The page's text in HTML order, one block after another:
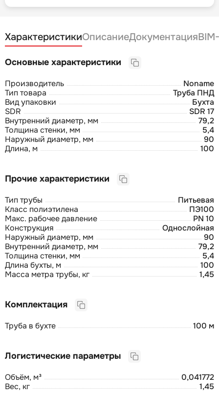
ХарактеристикиОписаниеДокументация
Основные характеристики
Производитель
Noname
Тип товара
Труба ПНД
Вид упаковки
Бухта
SDR
SDR 17
Внутренний диаметр, мм
79,2
Толщина стенки, мм
5,4
Наружный диаметр, мм
90
Длина, м
100
Прочие характеристики
Тип трубы
Питьевая
Класс полиэтилена
ПЭ100
Макс. рабочее давление
PN 10
Конструкция
Однослойная
Наружный диаметр, мм
90
Внутренний диаметр, мм
79,2
Толщина стенки, мм
5,4
Длина бухты, м
100
Масса метра трубы, кг
1,45
Комплектация
Труба в бухте 100 м
Логистические параметры
Объём, м³
0,041772
Вес, кг
1,45